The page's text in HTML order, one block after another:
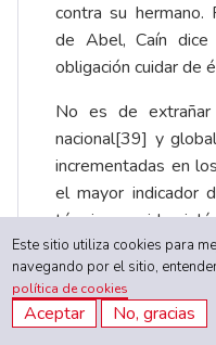
contra su hermano.
de Abel, Caín dice
obligación cuidar de
No es de
nacional[39] y
incrementadas en
el mayor indicador
términos
de los suicidios
comprendidas
seguida del grupo
[40]. En Estados
Este sitio utiliza cookies para
navegando por el sitio,
política de cookies
Aceptar No, gracias